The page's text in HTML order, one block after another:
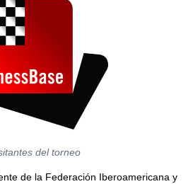
del torneo
de la Federación Iberoamericana y